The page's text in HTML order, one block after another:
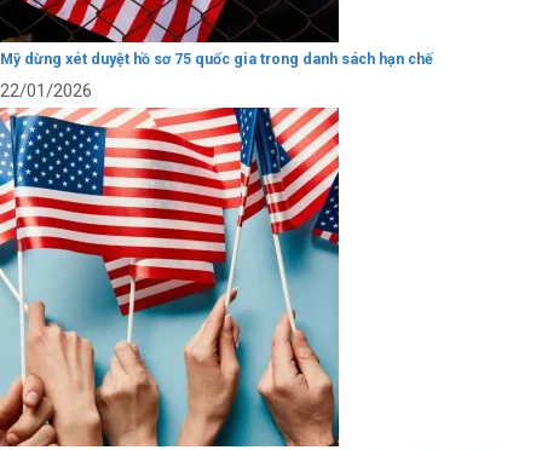
Mỹ dừng xét duyệt hồ sơ 75 quốc gia trong danh sách hạn chế
22/01/2026